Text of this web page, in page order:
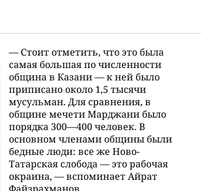
— Стоит отметить, что это была
самая большая по численности
община в Казани — к ней было
приписано около 1,5 тысячи
мусульман. Для сравнения, в
общине мечети Марджани было
порядка 300—400 человек. В
основном членами общины были
бедные люди: все же Ново-
Татарская слобода — это рабочая
окраина, — вспоминает Айрат
Файзрахманов.